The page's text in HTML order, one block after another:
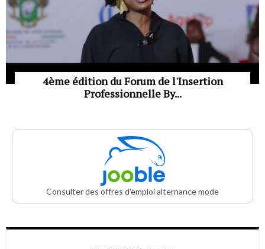
4ème édition du Forum de l'Insertion
Professionnelle By...
Consulter des offres d'emploi alternance mode